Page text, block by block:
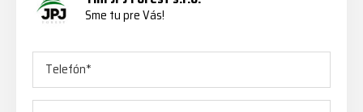
Sme tu pre Vás!